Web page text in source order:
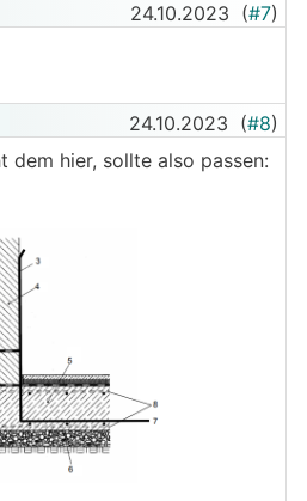
24.10.2023 (#7)
24.10.2023 (#8)
dem hier, sollte also passen: